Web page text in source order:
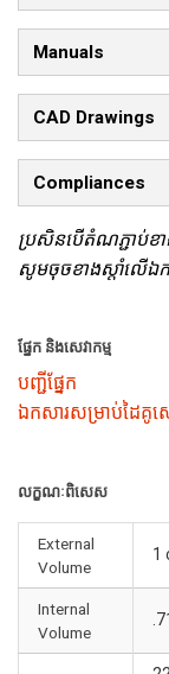
Manuals
CAD Drawings
Compliances
ប្រសិនបើតំណភ្ជាប់ខាង
សូមចុចខាងស្តាំលើឯក
ផ្នែក និងសេវាកម្ម
បញ្ជីផ្នែក
ឯកសារសម្រាប់ដៃគូស
លក្ខណៈពិសេស
External
Volume
1
Internal
Volume